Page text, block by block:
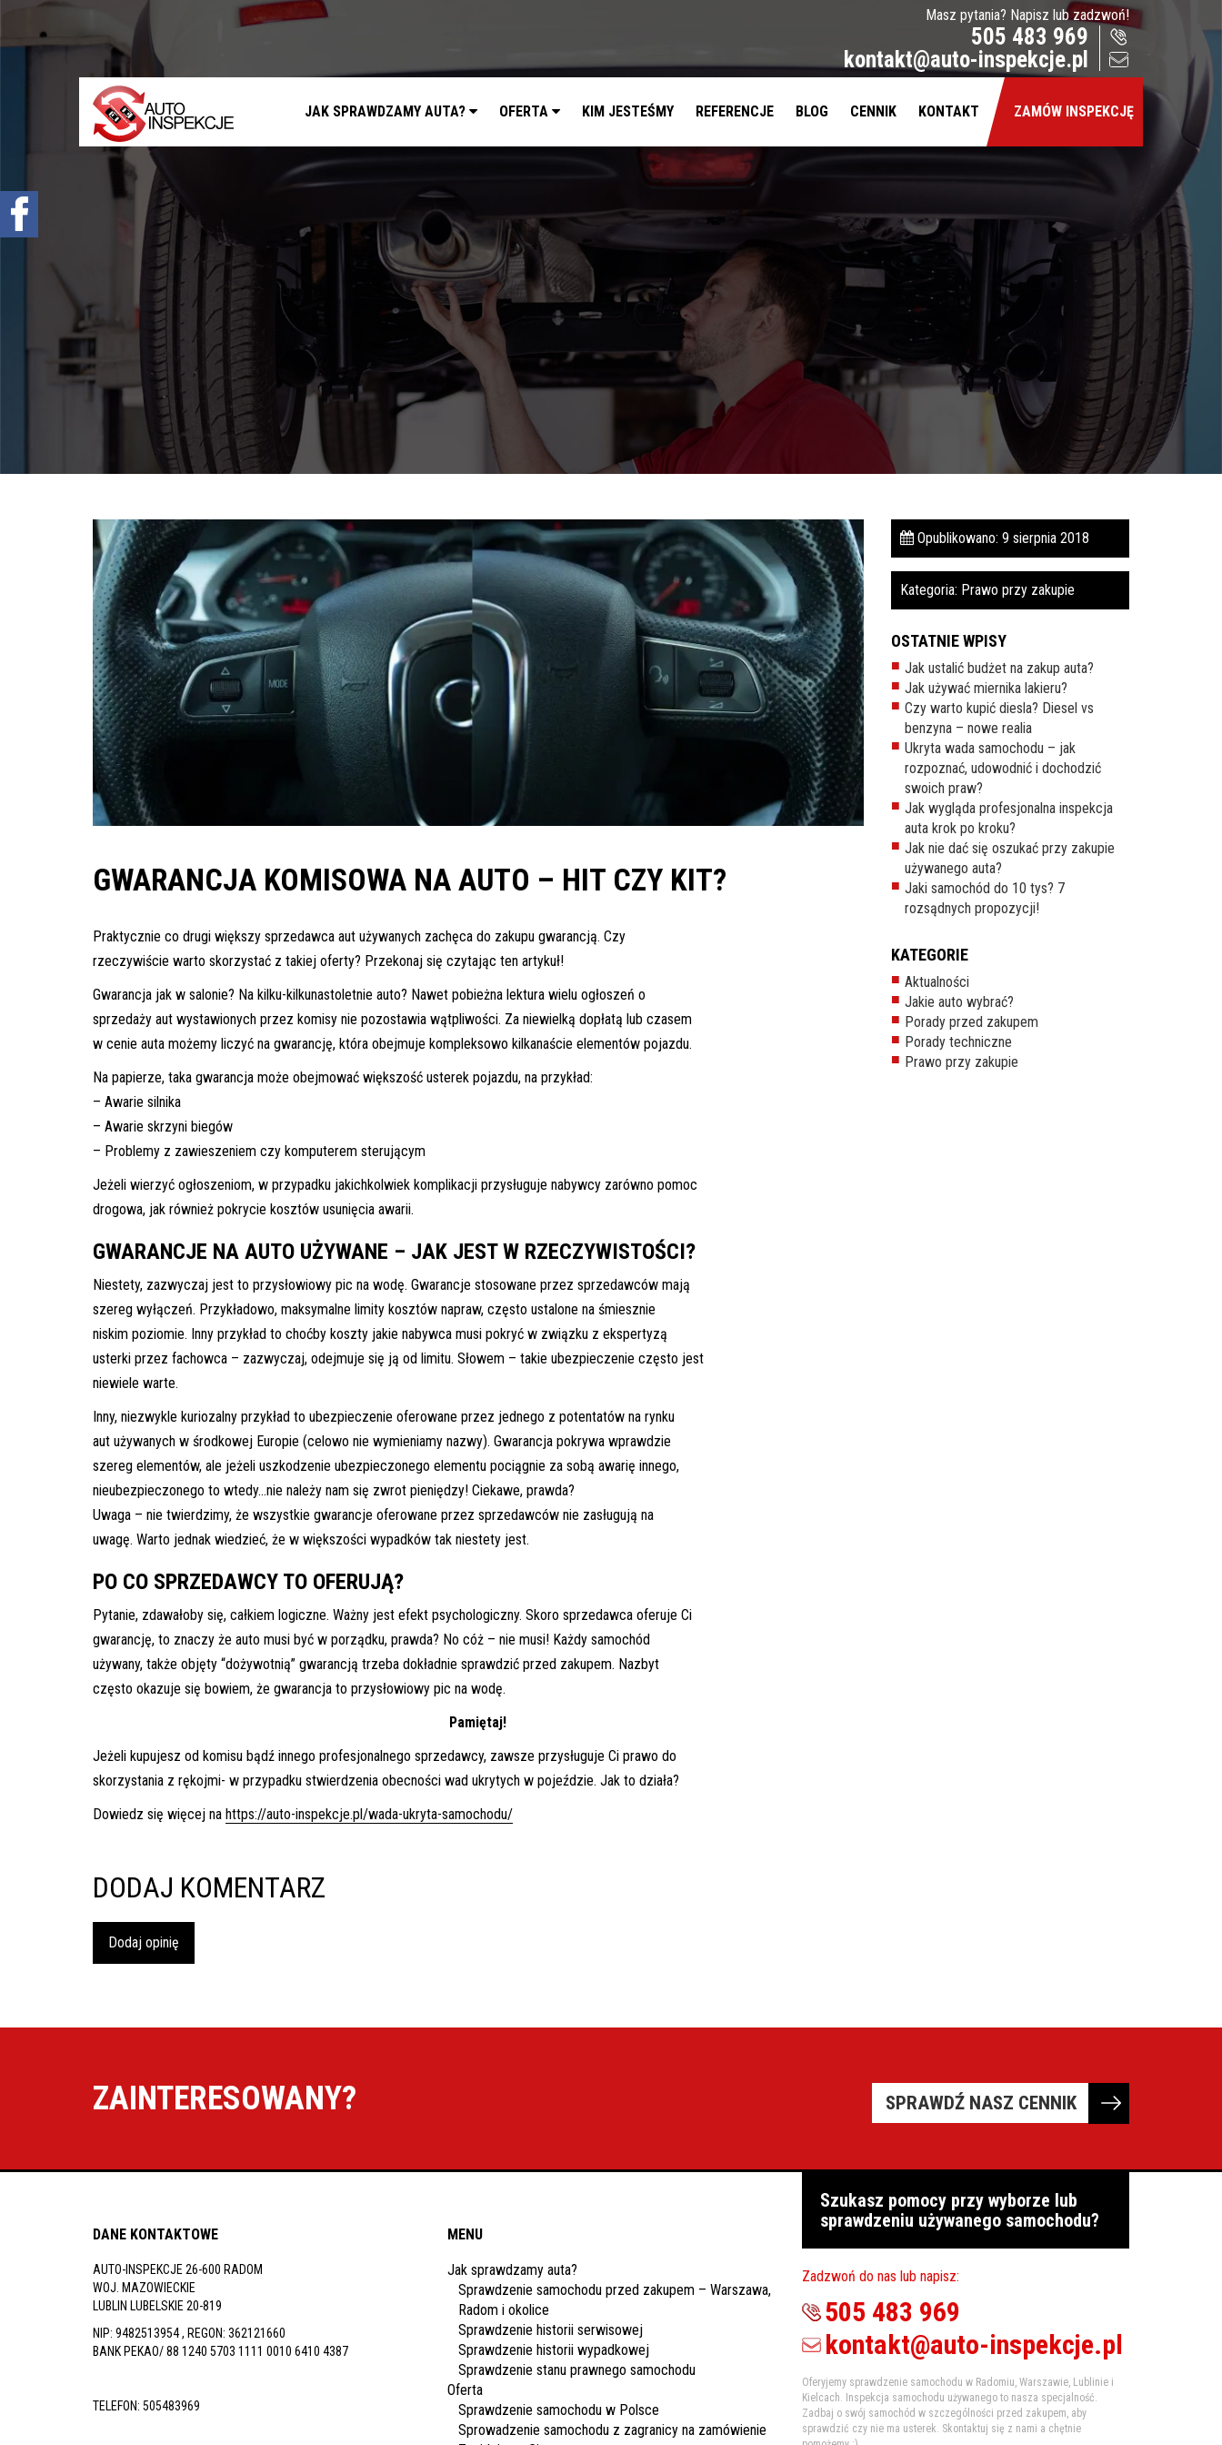
Masz pytania? Napisz lub zadzwoń!
505 483 969
kontakt@auto-inspekcje.pl
JAK SPRAWDZAMY AUTA? OFERTA KIM JESTEŚMY REFERENCJE BLOG CENNIK KONTAKT ZAMÓW INSPEKCJĘ
Sprawdzenie samochodu przed zakupem –
Sprawdzenie historii serwisowej
Sprawdzenie historii wypadkowej
Sprawdzenie stanu prawnego samochodu
Oferta
Sprawdzenie samochodu w Polsce
Sprowadzenie samochodu z zagranicy na
Znajdziemy Ci auto
Diagnostyka komputerowa – Radom, Warszawa i
Pomoc w znalezieniu auta w Polsce
Wyszukiwanie samochodu w ogłoszeniach
Zamów inspekcję
kontakt@auto-
inspekcje.pl
Mazowieckie
GWARANCJA KOMISOWA NA AUTO – HIT CZY KIT?
Praktycznie co drugi większy sprzedawca aut używanych zachęca do zakupu gwarancją. Czy
rzeczywiście warto skorzystać z takiej oferty? Przekonaj się czytając ten artykuł!
Gwarancja jak w salonie? Na kilku-kilkunastoletnie auto? Nawet pobieżna lektura wielu ogłoszeń o
sprzedaży aut wystawionych przez komisy nie pozostawia wątpliwości. Za niewielką dopłatą lub czasem
w cenie auta możemy liczyć na gwarancję, która obejmuje kompleksowo kilkanaście elementów pojazdu.
Na papierze, taka gwarancja może obejmować większość usterek pojazdu, na przykład:
– Awarie silnika
– Awarie skrzyni biegów
– Problemy z zawieszeniem czy komputerem sterującym
Jeżeli wierzyć ogłoszeniom, w przypadku jakichkolwiek komplikacji przysługuje nabywcy zarówno pomoc
drogowa, jak również pokrycie kosztów usunięcia awarii.
GWARANCJE NA AUTO UŻYWANE – JAK JEST W RZECZYWISTOŚCI?
Niestety, zazwyczaj jest to przysłowiowy pic na wodę. Gwarancje stosowane przez sprzedawców mają
szereg wyłączeń. Przykładowo, maksymalne limity kosztów napraw, często ustalone na śmiesznie
niskim poziomie. Inny przykład to choćby koszty jakie nabywca musi pokryć w związku z ekspertyzą
usterki przez fachowca – zazwyczaj, odejmuje się ją od limitu. Słowem – takie ubezpieczenie często jest
niewiele warte.
Inny, niezwykle kuriozalny przykład to ubezpieczenie oferowane przez jednego z potentatów na rynku
aut używanych w środkowej Europie (celowo nie wymieniamy nazwy). Gwarancja pokrywa wprawdzie
szereg elementów, ale jeżeli uszkodzenie ubezpieczonego elementu pociągnie za sobą awarię innego,
nieubezpieczonego to wtedy…nie należy nam się zwrot pieniędzy! Ciekawe, prawda?
Uwaga – nie twierdzimy, że wszystkie gwarancje oferowane przez sprzedawców nie zasługują na
uwagę. Warto jednak wiedzieć, że w większości wypadków tak niestety jest.
PO CO SPRZEDAWCY TO OFERUJĄ?
Pytanie, zdawałoby się, całkiem logiczne. Ważny jest efekt psychologiczny. Skoro sprzedawca oferuje Ci
gwarancję, to znaczy że auto musi być w porządku, prawda? No cóż – nie musi! Każdy samochód
używany, także objęty “dożywotnią” gwarancją trzeba dokładnie sprawdzić przed zakupem. Nazbyt
często okazuje się bowiem, że gwarancja to przysłowiowy pic na wodę.
Pamiętaj!
Jeżeli kupujesz od komisu bądź innego profesjonalnego sprzedawcy, zawsze przysługuje Ci prawo do
skorzystania z rękojmi- w przypadku stwierdzenia obecności wad ukrytych w pojeździe. Jak to działa?
Dowiedz się więcej na https://auto-inspekcje.pl/wada-ukryta-samochodu/
Opublikowano: 9 sierpnia 2018
Kategoria: Prawo przy zakupie
OSTATNIE WPISY
Jak ustalić budżet na zakup auta?
Jak używać miernika lakieru?
Czy warto kupić diesla? Diesel vs
benzyna – nowe realia
Ukryta wada samochodu – jak
rozpoznać, udowodnić i dochodzić
swoich praw?
Jak wygląda profesjonalna inspekcja
auta krok po kroku?
Jak nie dać się oszukać przy zakupie
używanego auta?
Jaki samochód do 10 tys? 7
rozsądnych propozycji!
KATEGORIE
Aktualności
Jakie auto wybrać?
Porady przed zakupem
Porady techniczne
Prawo przy zakupie
DODAJ KOMENTARZ
Dodaj opinię
ZAINTERESOWANY? SPRAWDŹ NASZ CENNIK
DANE KONTAKTOWE
AUTO-INSPEKCJE 26-600 RADOM
WOJ. MAZOWIECKIE
LUBLIN LUBELSKIE 20-819
NIP: 9482513954 , REGON: 362121660
BANK PEKAO/ 88 1240 5703 1111 0010 6410 4387
TELEFON: 505483969
MENU
Jak sprawdzamy auta?
Sprawdzenie samochodu przed zakupem – Warszawa,
Radom i okolice
Sprawdzenie historii serwisowej
Sprawdzenie historii wypadkowej
Sprawdzenie stanu prawnego samochodu
Oferta
Sprawdzenie samochodu w Polsce
Sprowadzenie samochodu z zagranicy na zamówienie
Szukasz pomocy przy wyborze lub
sprawdzeniu używanego samochodu?
Zadzwoń do nas lub napisz:
505 483 969
kontakt@auto-inspekcje.pl
Oferyjemy sprawdzenie samochodu w Radomiu, Warszawie, Lublinie i
Kielcach. Inspekcja samochodu używanego to nasza specjalność.
Zadbaj o swój samochód w szczególności przed zakupem, aby
sprawdzić czy nie ma usterek. Skontaktuj się z nami a chętnie